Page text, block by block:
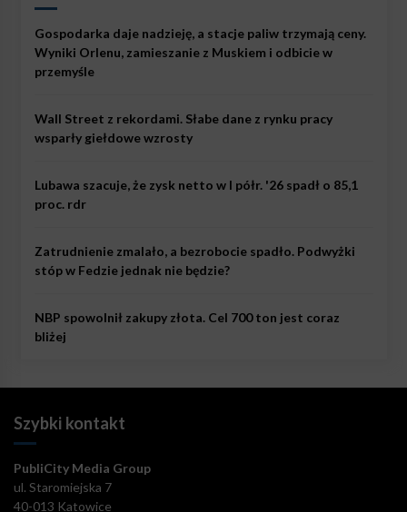
Gospodarka daje nadzieję, a stacje paliw trzymają ceny.
Wyniki Orlenu, zamieszanie z Muskiem i odbicie w
przemyśle
Wall Street z rekordami. Słabe dane z rynku pracy
wsparły giełdowe wzrosty
Lubawa szacuje, że zysk netto w I półr. '26 spadł o 85,1
proc. rdr
Zatrudnienie zmalało, a bezrobocie spadło. Podwyżki
stóp w Fedzie jednak nie będzie?
NBP spowolnił zakupy złota. Cel 700 ton jest coraz
bliżej
Szybki kontakt
PubliCity Media Group
ul. Staromiejska 7
40-013 Katowice